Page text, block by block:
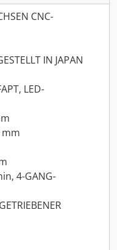
CNC-
IN JAPAN
LED-
mm
4-GANG-